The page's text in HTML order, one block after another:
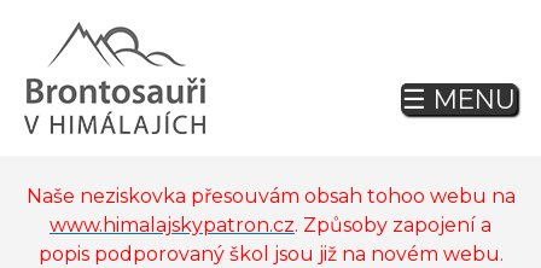
navigation
Naše neziskovka přesouvám obsah tohoo webu na
www.himalajskypatron.cz. Způsoby zapojení a
popis podporovaný škol jsou již na novém webu.
Back
to
☰ MENU